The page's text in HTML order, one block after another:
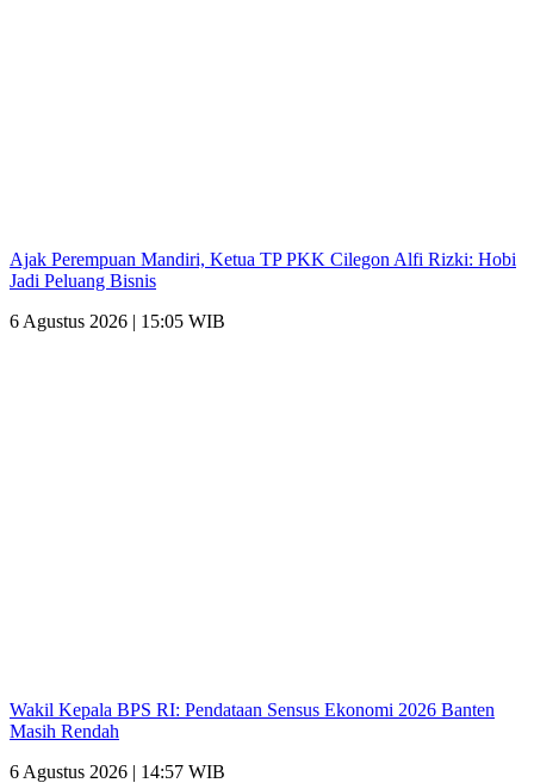
Ajak Perempuan Mandiri, Ketua TP PKK Cilegon Alfi Rizki: Hobi
Jadi Peluang Bisnis
6 Agustus 2026 | 15:05 WIB
Wakil Kepala BPS RI: Pendataan Sensus Ekonomi 2026 Banten
Masih Rendah
6 Agustus 2026 | 14:57 WIB